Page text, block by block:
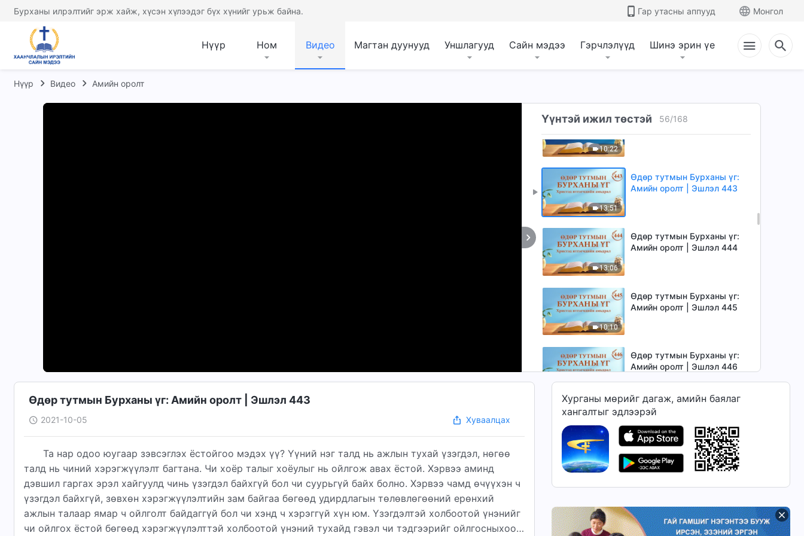
Бурханы илрэлтийг эрж хайж, хүсэн хүлээдэг бүх хүнийг урьж байна. Гар утасны аппууд Монгол
Нүүр Ном Видео Магтан дуунууд Уншлагууд Сайн мэдээ Гэрчлэлүүд Шинэ эрин үе
Нүүр Видео Амийн оролт
Үүнтэй ижил төстэй 56/168
Амийн оролт | Эшлэл 440
Өдөр тутмын Бурханы үг:
10:22
Өдөр тутмын Бурханы үг:
13:51
Өдөр тутмын Бурханы үг:
Амийн оролт | Эшлэл 443
13:06
Өдөр тутмын Бурханы үг:
Амийн оролт | Эшлэл 444
10:10
Өдөр тутмын Бурханы үг:
Амийн оролт | Эшлэл 445
Өдөр тутмын Бурханы үг:
Амийн оролт | Эшлэл 446
5:47
Өдөр тутмын Бурханы үг:
Амийн оролт | Эшлэл 447
8:07
Өдөр тутмын Бурханы үг:
Амийн оролт | Эшлэл 448
Өдөр тутмын Бурханы үг:
Өдөр тутмын Бурханы үг: Амийн оролт | Эшлэл 443
2021-10-05 Хуваалцах
Та нар одоо юугаар зэвсэглэх ёстойгоо мэдэх үү? Үүний нэг талд нь ажлын тухай үзэгдэл, нөгөө
талд нь чиний хэрэгжүүлэлт багтана. Чи хоёр талыг хоёулыг нь ойлгож авах ёстой. Хэрвээ аминд
дэвшил гаргах эрэл хайгуулд чинь үзэгдэл байхгүй бол чи суурьгүй байх болно. Хэрвээ чамд өчүүхэн ч
үзэгдэл байхгүй, зөвхөн хэрэгжүүлэлтийн зам байгаа бөгөөд удирдлагын төлөвлөгөөний ерөнхий
ажлын талаар ямар ч ойлголт байдаггүй бол чи хэнд ч хэрэггүй хүн юм. Үзэгдэлтэй холбоотой үнэнийг
чи ойлгох ёстой бөгөөд хэрэгжүүлэлттэй холбоотой үнэний тухайд гэвэл чи тэдгээрийг ойлгосныхоо
Хурганы мөрийг дагаж, амийн баялаг
хангалтыг эдлээрэй